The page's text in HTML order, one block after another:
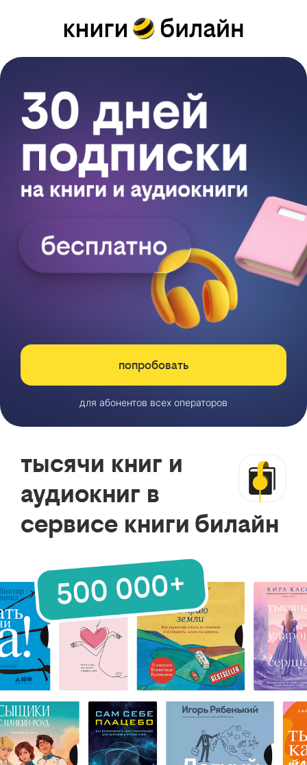
попробовать
для абонентов всех операторов
тысячи книг и
аудиокниг в
сервисе книги билайн